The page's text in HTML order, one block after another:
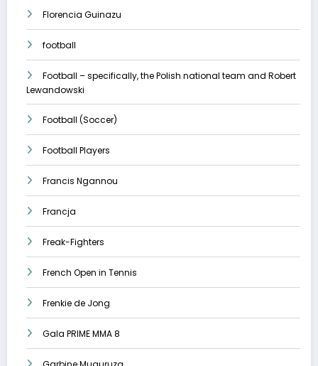
Florencia Guinazu
football
Football – specifically, the Polish national team and Robert
Lewandowski
Football (Soccer)
Football Players
Francis Ngannou
Francja
Freak-Fighters
French Open in Tennis
Frenkie de Jong
Gala PRIME MMA 8